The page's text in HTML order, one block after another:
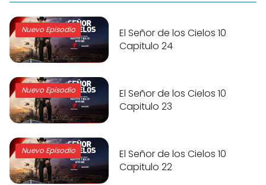
Nuevo Episodio
El Señor de los Cielos 10
Capitulo 24
Nuevo Episodio
El Señor de los Cielos 10
Capitulo 23
Nuevo Episodio
El Señor de los Cielos 10
Capitulo 22